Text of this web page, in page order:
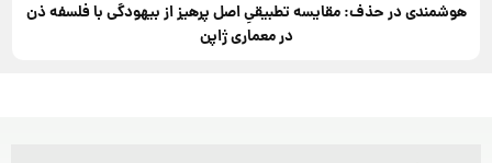
هوشمندی در حذف: مقایسه تطبیقیِ اصل پرهیز از بیهودگی با فلسفه ذن
در معماری ژاپن